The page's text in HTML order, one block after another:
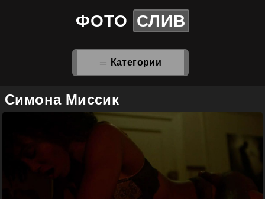
ФОТО СЛИВ
Категории
Симона Миссик